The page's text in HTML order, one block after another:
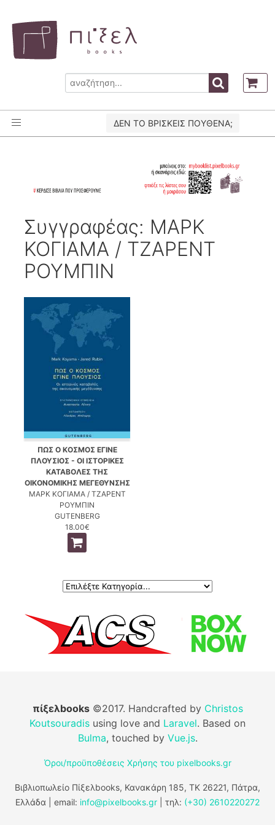
ΔΕΝ ΤΟ ΒΡΙΣΚΕΙΣ ΠΟΥΘΕΝΑ;
Συγγραφέας: ΜΑΡΚ
ΚΟΓΙΑΜΑ / ΤΖΑΡΕΝΤ
ΡΟΥΜΠΙΝ
ΠΩΣ Ο ΚΟΣΜΟΣ ΕΓΙΝΕ
ΠΛΟΥΣΙΟΣ - ΟΙ ΙΣΤΟΡΙΚΕΣ
ΚΑΤΑΒΟΛΕΣ ΤΗΣ
ΟΙΚΟΝΟΜΙΚΗΣ ΜΕΓΕΘΥΝΣΗΣ
ΜΑΡΚ ΚΟΓΙΑΜΑ / ΤΖΑΡΕΝΤ
ΡΟΥΜΠΙΝ
GUTENBERG
18.00€
πίξελbooks©2017. Handcrafted by Christos
Koutsouradis using love and Laravel. Based on
Bulma, touched by Vue.js.
Όροι/προϋποθέσεις Χρήσης του pixelbooks.gr
Βιβλιοπωλείο Πίξελbooks, Κανακάρη 185, ΤΚ 26221, Πάτρα,
Ελλάδα | email: info@pixelbooks.gr | τηλ: (+30) 2610220272